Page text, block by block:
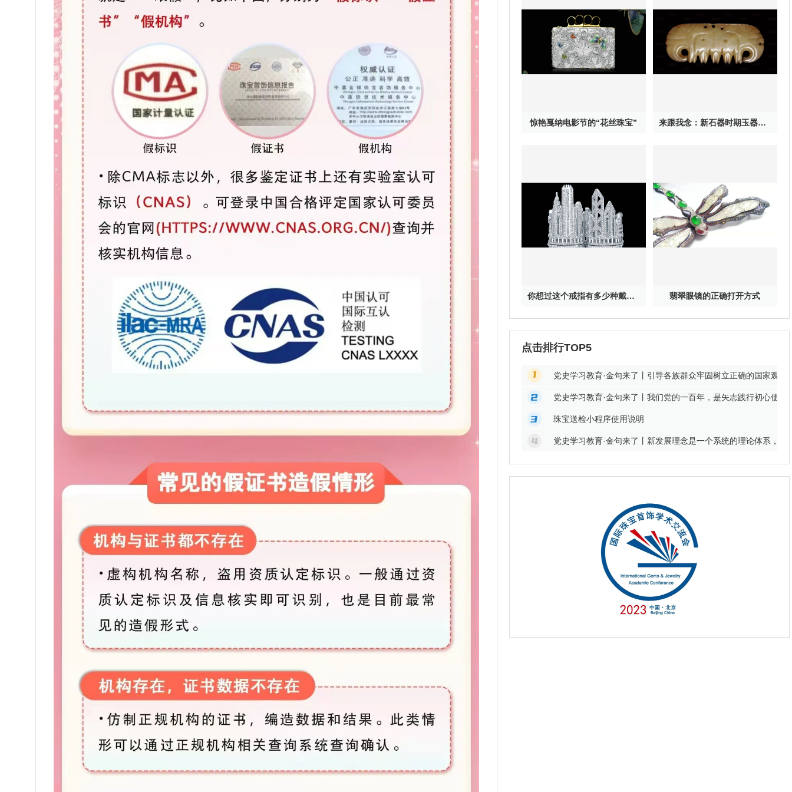
惊艳戛纳电影节的“花丝珠宝” 来跟我念：新石器时期玉器其实特神奇
你想过这个戒指有多少种戴法吗？ 翡翠眼镜的正确打开方式
点击排行TOP5
党史学习教育·金句来了丨引导各族群众牢固树立正确的国家观
党史学习教育·金句来了丨我们党的一百年，是矢志践行初心使
珠宝送检小程序使用说明
党史学习教育·金句来了丨新发展理念是一个系统的理论体系，